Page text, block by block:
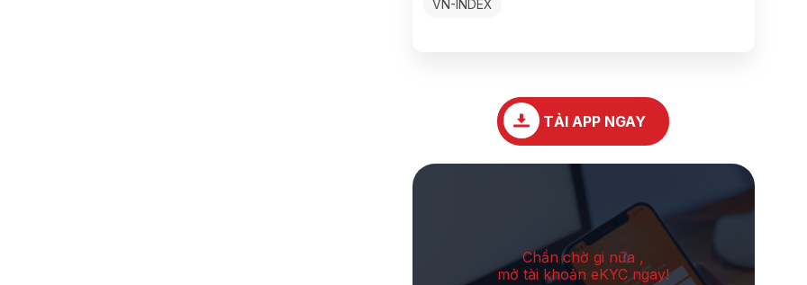
VN-INDEX
TẢI APP NGAY
Chần chờ gi nữa ,
mở tài khoản eKYC ngay!